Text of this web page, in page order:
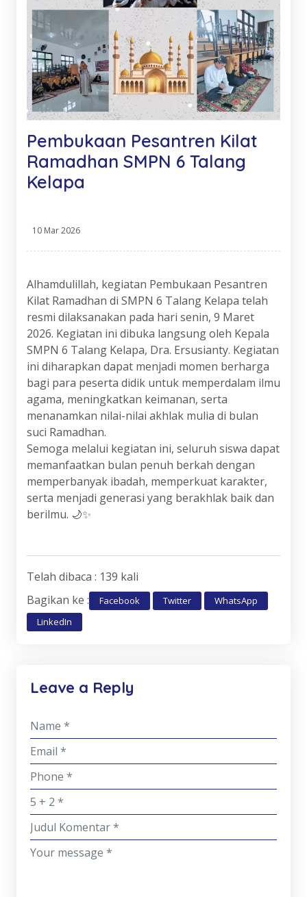
Pembukaan Pesantren Kilat
Ramadhan SMPN 6 Talang
Kelapa
10 Mar 2026
Alhamdulillah, kegiatan Pembukaan Pesantren
Kilat Ramadhan di SMPN 6 Talang Kelapa telah
resmi dilaksanakan pada hari senin, 9 Maret
2026. Kegiatan ini dibuka langsung oleh Kepala
SMPN 6 Talang Kelapa, Dra. Ersusianty. Kegiatan
ini diharapkan dapat menjadi momen berharga
bagi para peserta didik untuk memperdalam ilmu
agama, meningkatkan keimanan, serta
menanamkan nilai-nilai akhlak mulia di bulan
suci Ramadhan.
Semoga melalui kegiatan ini, seluruh siswa dapat
memanfaatkan bulan penuh berkah dengan
memperbanyak ibadah, memperkuat karakter,
serta menjadi generasi yang berakhlak baik dan
berilmu. 🌙✨
Telah dibaca : 139 kali
Bagikan ke :
Facebook Twitter
WhatsApp
LinkedIn
Leave a Reply